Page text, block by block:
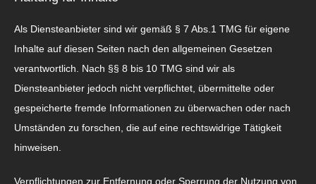
Als Diensteanbieter sind wir gemäß § 7 Abs.1 TMG für eigene
Inhalte auf diesen Seiten nach den allgemeinen Gesetzen
verantwortlich. Nach §§ 8 bis 10 TMG sind wir als
Diensteanbieter jedoch nicht verpflichtet, übermittelte oder
gespeicherte fremde Informationen zu überwachen oder nach
Umständen zu forschen, die auf eine rechtswidrige Tätigkeit
hinweisen.
Verpflichtungen zur Entfernung oder Sperrung der Nutzung von